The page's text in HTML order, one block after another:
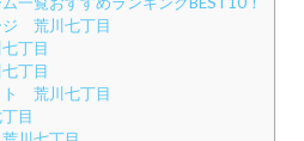
荒川七丁目
丁目
丁目
荒川七丁目
目